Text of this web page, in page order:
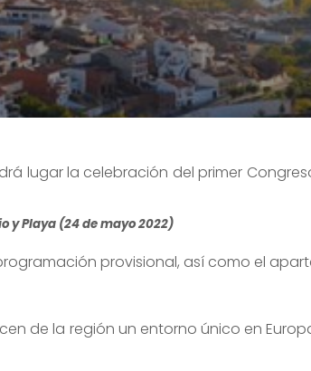
lugar la celebración del primer
y Playa (24 de mayo 2022)
provisional, así como el
de la región un entorno único en